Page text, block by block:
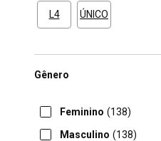
L4 ÚNICO
Gênero
Feminino (138)
Masculino (138)